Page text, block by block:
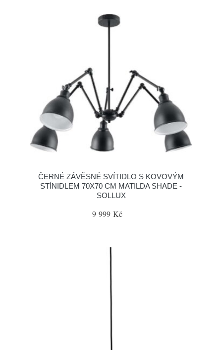
ČERNÉ ZÁVĚSNÉ SVÍTIDLO S KOVOVÝM
STÍNIDLEM 70X70 CM MATILDA SHADE -
SOLLUX
9 999 Kč